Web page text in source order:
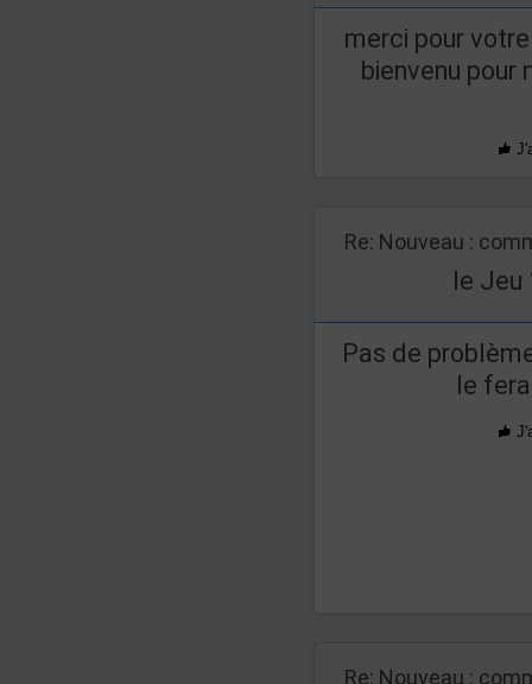
merci pour
bienvenu pour
Re: Nouveau :
le Jeu
Pas de
le
Re: Nouveau :